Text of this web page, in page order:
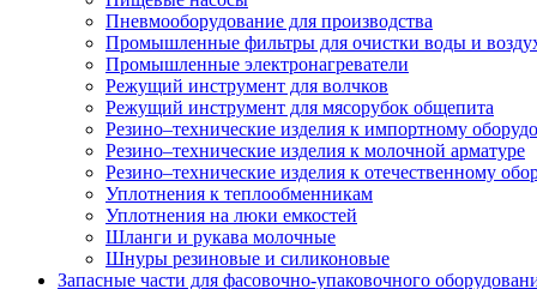
Пневмооборудование для производства
Промышленные фильтры для очистки воды и
Промышленные электронагреватели
Режущий инструмент для волчков
Режущий инструмент для мясорубок общепита
Резино–технические изделия к импортному
Резино–технические изделия к молочной арматуре
Резино–технические изделия к отечественному
Уплотнения к теплообменникам
Уплотнения на люки емкостей
Шланги и рукава молочные
Шнуры резиновые и силиконовые
Запасные части для фасовочно-упаковочного